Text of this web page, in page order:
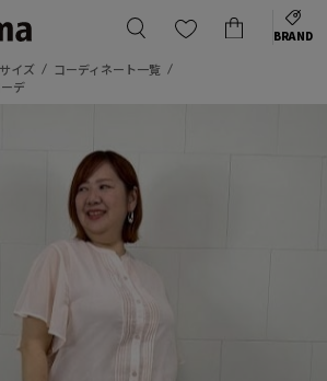
BRAND
イズ
コーディネート一覧
デ